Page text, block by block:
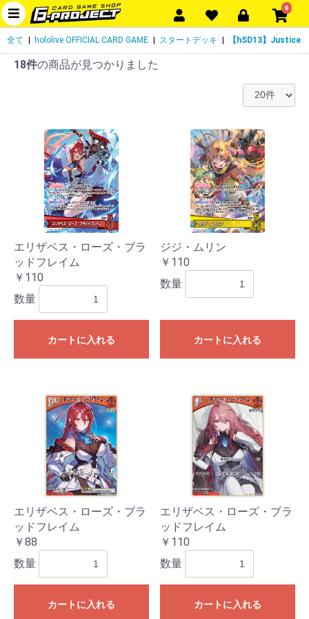
0
全て hololive OFFICIAL CARD GAME スタートデッキ 【hSD13】Justice
18件の商品が見つかりました
エリザベス・ローズ・ブラ
ッドフレイム
￥110
数量
カートに入れる
ジジ・ムリン
￥110
数量
カートに入れる
エリザベス・ローズ・ブラ
ッドフレイム
￥88
数量
カートに入れる
エリザベス・ローズ・ブラ
ッドフレイム
￥110
数量
カートに入れる